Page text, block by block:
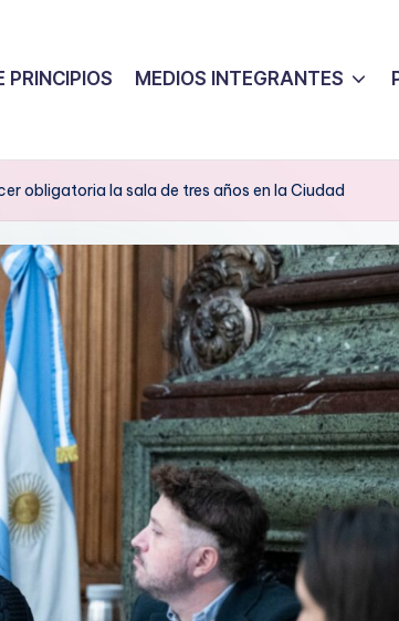
PRINCIPIOS MEDIOS INTEGRANTES
obligatoria la sala de tres años en la Ciudad